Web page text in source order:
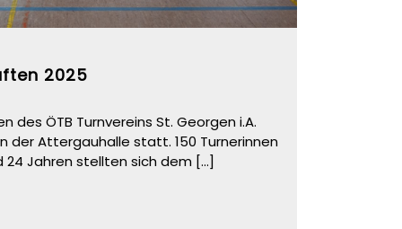
2025
des ÖTB Turnvereins St. Georgen i.A.
der Attergauhalle statt. 150 Turnerinnen
24 Jahren stellten sich dem [...]